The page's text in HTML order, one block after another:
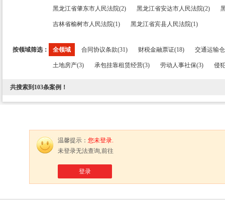
黑龙江省肇东市人民法院(2) 黑龙江省安达市人民法院(2)
吉林省榆树市人民法院(1) 黑龙江省宾县人民法院(1)
按领域筛选： 全领域 合同协议条款(31) 财税金融票证(18) 交通运输
土地房产(3) 承包挂靠租赁经营(3) 劳动人事社保(3) 侵
共搜索到 103条案例！
温馨提示： 您未登录.
未登录无法查询,前往
登录